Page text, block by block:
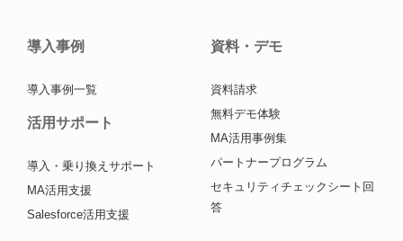
導入事例
導入事例一覧
活用サポート
導入・乗り換えサポート
MA活用支援
Salesforce活用支援
資料・デモ
資料請求
無料デモ体験
MA活用事例集
パートナープログラム
セキュリティチェックシート回
答